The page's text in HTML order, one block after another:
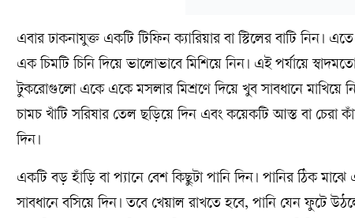
এবার ঢাকনাযুক্ত একটি টিফিন ক্যারিয়ার বা স্টিলের বাটি নিন।
এক চিমটি চিনি দিয়ে ভালোভাবে মিশিয়ে নিন। এই পর্যায়ে
টুকরোগুলো একে একে মসলার মিশ্রণে দিয়ে খুব সাবধানে মাখিয়ে
চামচ খাঁটি সরিষার তেল ছড়িয়ে দিন এবং কয়েকটি আস্ত বা চেরা
দিন।
একটি বড় হাঁড়ি বা প্যানে বেশ কিছুটা পানি দিন। পানির ঠিক মাঝে
সাবধানে বসিয়ে দিন। তবে খেয়াল রাখতে হবে, পানি যেন ফুটে